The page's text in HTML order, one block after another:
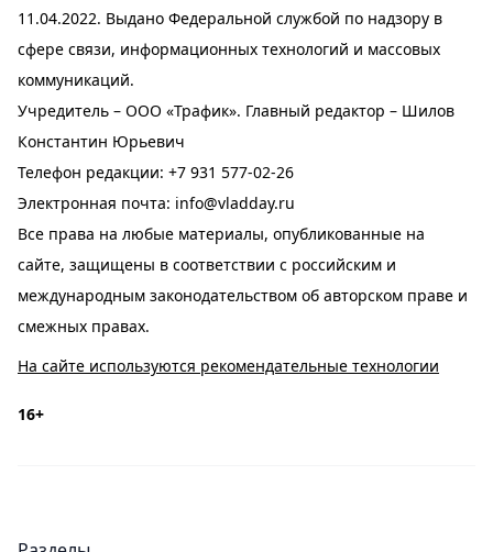
11.04.2022. Выдано Федеральной службой по надзору в
сфере связи, информационных технологий и массовых
коммуникаций.
Учредитель – ООО «Трафик». Главный редактор – Шилов
Константин Юрьевич
Телефон редакции: +7 931 577-02-26
Электронная почта: info@vladday.ru
Все права на любые материалы, опубликованные на
сайте, защищены в соответствии с российским и
международным законодательством об авторском праве и
смежных правах.
На сайте используются рекомендательные технологии
16+